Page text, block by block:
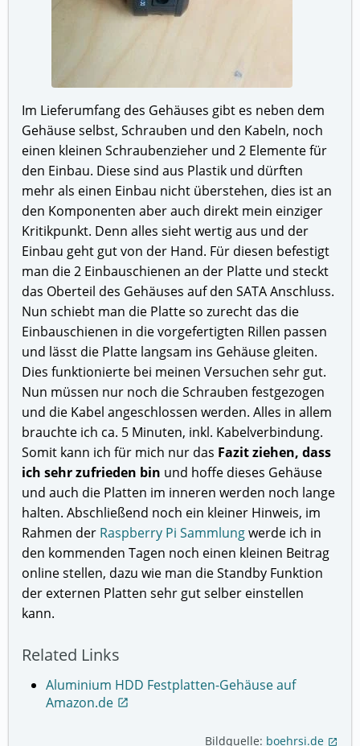
Im Lieferumfang des Gehäuses gibt es neben dem
Gehäuse selbst, Schrauben und den Kabeln, noch
einen kleinen Schraubenzieher und 2 Elemente für
den Einbau. Diese sind aus Plastik und dürften
mehr als einen Einbau nicht überstehen, dies ist an
den Komponenten aber auch direkt mein einziger
Kritikpunkt. Denn alles sieht wertig aus und der
Einbau geht gut von der Hand. Für diesen befestigt
man die 2 Einbauschienen an der Platte und steckt
das Oberteil des Gehäuses auf den SATA Anschluss.
Nun schiebt man die Platte so zurecht das die
Einbauschienen in die vorgefertigten Rillen passen
und lässt die Platte langsam ins Gehäuse gleiten.
Dies funktionierte bei meinen Versuchen sehr gut.
Nun müssen nur noch die Schrauben festgezogen
und die Kabel angeschlossen werden. Alles in allem
brauchte ich ca. 5 Minuten, inkl. Kabelverbindung.
Somit kann ich für mich nur das Fazit ziehen, dass
ich sehr zufrieden bin und hoffe dieses Gehäuse
und auch die Platten im inneren werden noch lange
halten. Abschließend noch ein kleiner Hinweis, im
Rahmen der Raspberry Pi Sammlungwerde ich in
den kommenden Tagen noch einen kleinen Beitrag
online stellen, dazu wie man die Standby Funktion
der externen Platten sehr gut selber einstellen
kann.
Related Links
Aluminium HDD Festplatten-Gehäuse auf
Amazon.de open_in_new
Bildquelle: boehrsi.de open_in_new